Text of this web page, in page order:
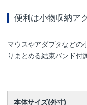
便利は小物収納ア
マウスやアダプタなどの
りまとめる結束バンド付
本体サイズ(外寸)